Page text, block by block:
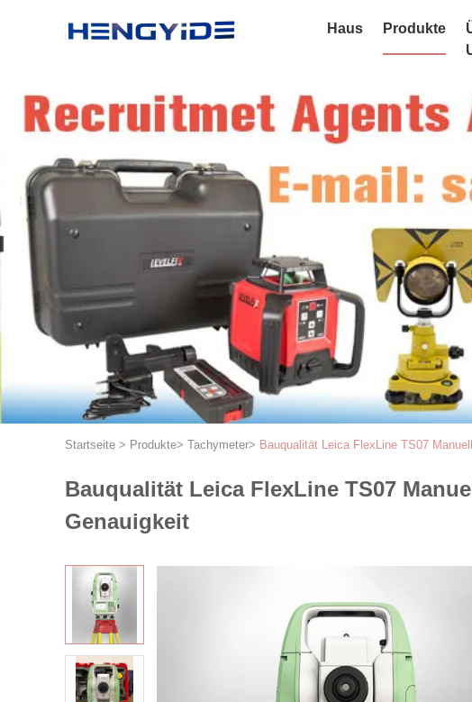
Haus Produkte
Startseite > Produkte> Tachymeter> Bauqualität Leica FlexLine TS07
Bauqualität Leica FlexLine TS07
Genauigkeit